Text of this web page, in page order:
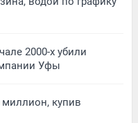
2000-х убили
Уфы
миллион, купив